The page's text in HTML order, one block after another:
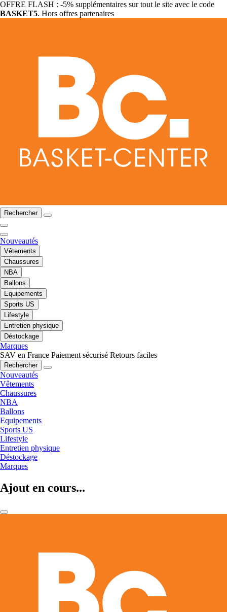
OFFRE FLASH : -5% supplémentaires sur tout le site avec le code
BASKET5. Hors offres partenaires
Rechercher
Nouveautés
Vêtements
Chaussures
NBA
Ballons
Equipements
Sports US
Lifestyle
Entretien physique
Déstockage
Marques
SAV en France Paiement sécurisé Retours faciles
Rechercher
Nouveautés
Vêtements
Chaussures
NBA
Ballons
Equipements
Sports US
Lifestyle
Entretien physique
Déstockage
Marques
Ajout en cours...